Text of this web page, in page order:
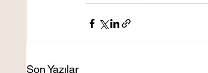
Son Yazılar